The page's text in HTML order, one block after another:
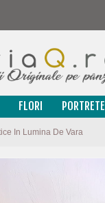
FLORI PORTRETE
In Lumina De Vara